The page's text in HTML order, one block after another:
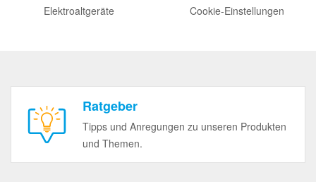
Elektroaltgeräte
Cookie-Einstellungen
Ratgeber
Tipps und Anregungen zu unseren Produkten
und Themen.